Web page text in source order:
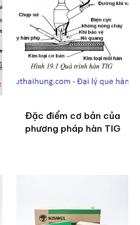
Đặc điểm cơ bản của
phương pháp hàn TIG